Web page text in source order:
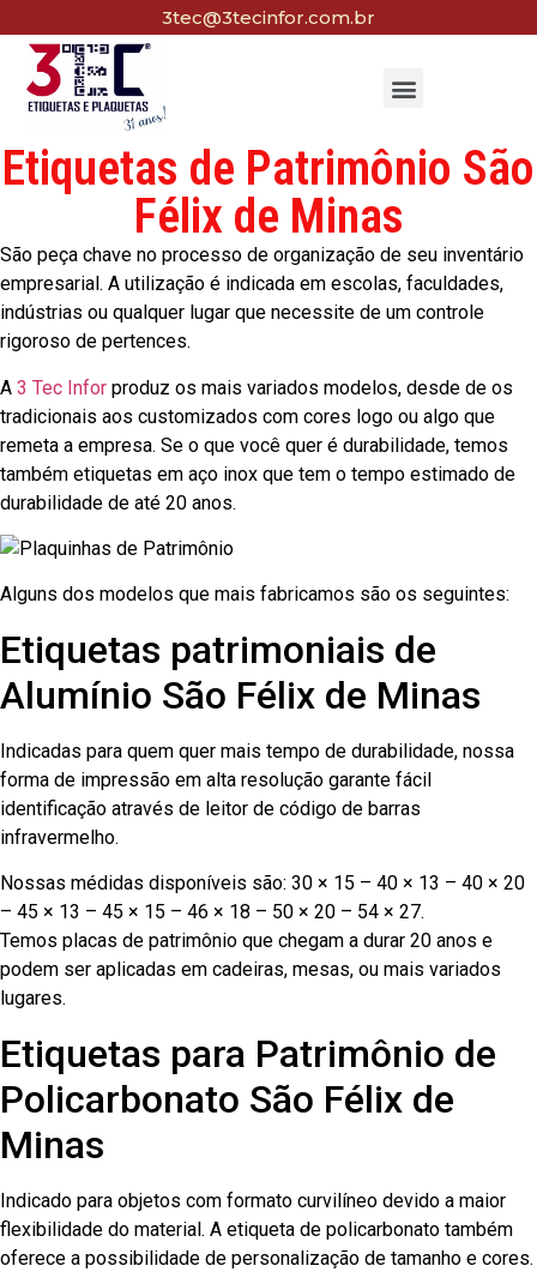
3tec@3tecinfor.com.br
Etiquetas de Patrimônio São
Félix de Minas
São peça chave no processo de organização de seu inventário
empresarial. A utilização é indicada em escolas, faculdades,
indústrias ou qualquer lugar que necessite de um controle
rigoroso de pertences.
A 3 Tec Infor produz os mais variados modelos, desde de os
tradicionais aos customizados com cores logo ou algo que
remeta a empresa. Se o que você quer é durabilidade, temos
também etiquetas em aço inox que tem o tempo estimado de
durabilidade de até 20 anos.
Alguns dos modelos que mais fabricamos são os seguintes:
Etiquetas patrimoniais de
Alumínio São Félix de Minas
Indicadas para quem quer mais tempo de durabilidade, nossa
forma de impressão em alta resolução garante fácil
identificação através de leitor de código de barras
infravermelho.
Nossas médidas disponíveis são: 30 × 15 – 40 × 13 – 40 × 20
– 45 × 13 – 45 × 15 – 46 × 18 – 50 × 20 – 54 × 27.
Temos placas de patrimônio que chegam a durar 20 anos e
podem ser aplicadas em cadeiras, mesas, ou mais variados
lugares.
Etiquetas para Patrimônio de
Policarbonato São Félix de
Minas
Indicado para objetos com formato curvilíneo devido a maior
flexibilidade do material. A etiqueta de policarbonato também
oferece a possibilidade de personalização de tamanho e cores.